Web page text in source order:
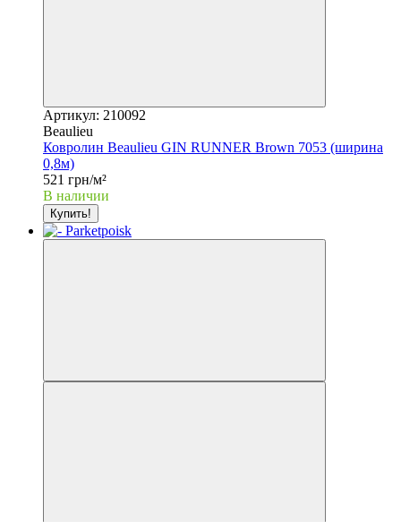
Артикул: 210092
Beaulieu
Ковролин Beaulieu GIN RUNNER Brown 7053 (ширина
0,8м)
521 грн/м²
В наличии
Купить!